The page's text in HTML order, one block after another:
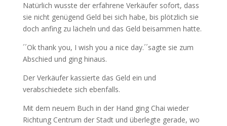
Natürlich wusste der erfahrene Verkäufer sofort, dass
sie nicht genügend Geld bei sich habe, bis plötzlich sie
doch anfing zu lächeln und das Geld beisammen hatte.
´´Ok thank you, I wish you a nice day.´´sagte sie zum
Abschied und ging hinaus.
Der Verkäufer kassierte das Geld ein und
verabschiedete sich ebenfalls.
Mit dem neuem Buch in der Hand ging Chai wieder
Richtung Centrum der Stadt und überlegte gerade, wo